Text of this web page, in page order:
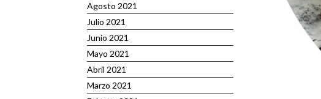
Agosto 2021
Julio 2021
Junio 2021
Mayo 2021
Abril 2021
Marzo 2021